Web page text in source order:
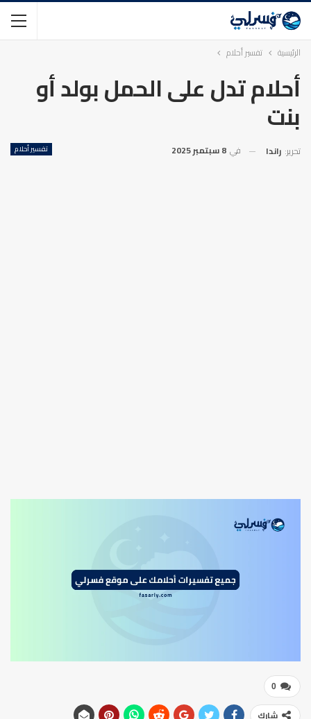
الرئيسية تفسير أحلام
أحلام تدل على الحمل بولد أو
بنت
تفسير أحلام تحرير: راندا في 8 سبتمبر 2025
0
شارك